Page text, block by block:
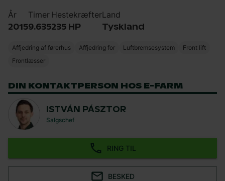
År
2015
Timer
9.635
Hestekræfter
235 HP
Land
Tyskland
Affjedring af førerhus Affjedring for Luftbremsesystem
Front lift
Frontlæsser
DIN KONTAKTPERSON HOS E-FARM
ISTVÁN PÁSZTOR
Salgschef
RING TIL
BESKED